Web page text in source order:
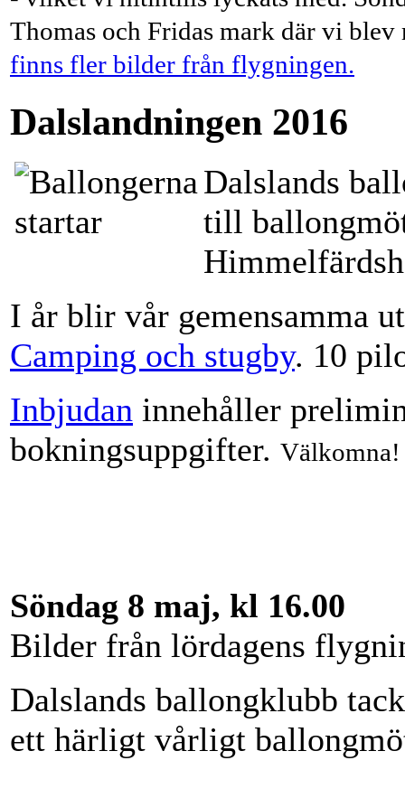
Thomas och Fridas mark där vi
finns fler bilder från flygningen.
Dalslandningen 2016
Dalslands
till
I år blir vår gemensamma
Camping och stugby. 10
Inbjudan innehåller
bokningsuppgifter. Välkomna!
Söndag 8 maj, kl 16.00
Bilder från lördagens
Dalslands ballongklubb
ett härligt vårligt